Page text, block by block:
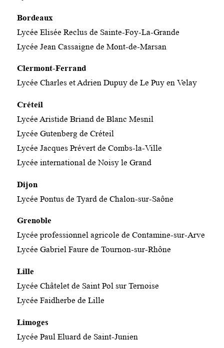
Bordeaux
Lycée Elisée Reclus de Sainte-Foy-La-Grande
Lycée Jean Cassaigne de Mont-de-Marsan
Clermont-Ferrand
Lycée Charles et Adrien Dupuy de Le Puy en Velay
Créteil
Lycée Aristide Briand de Blanc Mesnil
Lycée Gutenberg de Créteil
Lycée Jacques Prévert de Combs-la-Ville
Lycée international de Noisy le Grand
Dijon
Lycée Pontus de Tyard de Chalon-sur-Saône
Grenoble
Lycée professionnel agricole de Contamine-sur-Arve
Lycée Gabriel Faure de Tournon-sur-Rhône
Lille
Lycée Châtelet de Saint Pol sur Ternoise
Lycée Faidherbe de Lille
Limoges
Lycée Paul Eluard de Saint-Junien